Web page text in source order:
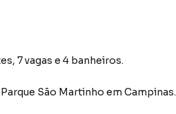
7 vagas e 4 banheiros.
São Martinho em Campinas.